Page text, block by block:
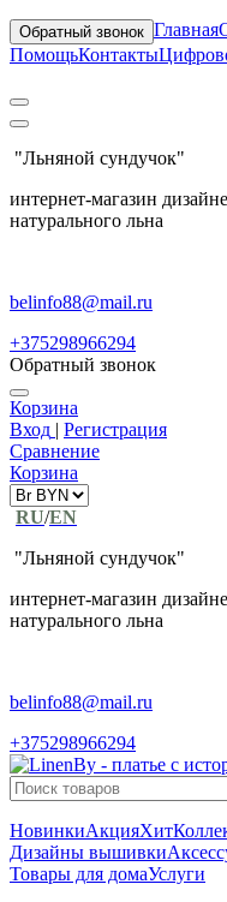
Обратный звонок Главная
ПомощьКонтакты
"Льняной сундучок"
интернет-магазин
натурального льна
belinfo88@mail.ru
+375298966294
Обратный звонок
Корзина
Вход | Регистрация
Сравнение
Корзина
RU/EN
"Льняной сундучок"
интернет-магазин
натурального льна
belinfo88@mail.ru
+375298966294
НовинкиАкцияХит
Дизайны вышивки
Товары для домаУслуги